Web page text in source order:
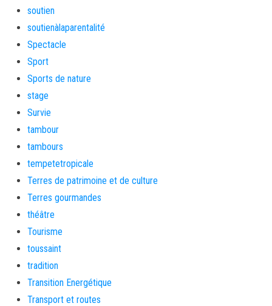
soutien
soutienàlaparentalité
Spectacle
Sport
Sports de nature
stage
Survie
tambour
tambours
tempetetropicale
Terres de patrimoine et de culture
Terres gourmandes
théâtre
Tourisme
toussaint
tradition
Transition Energétique
Transport et routes